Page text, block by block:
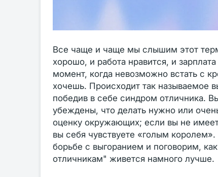
Все чаще и чаще мы слышим этот
хорошо, и работа нравится, и
момент, когда невозможно встать с
хочешь. Происходит так называемое
победив в себе синдром отличника.
убеждены, что делать нужно или
оценку окружающих; если вы не
вы себя чувствуете «голым
борьбе с выгоранием и поговорим,
отличникам" живется намного лучше.